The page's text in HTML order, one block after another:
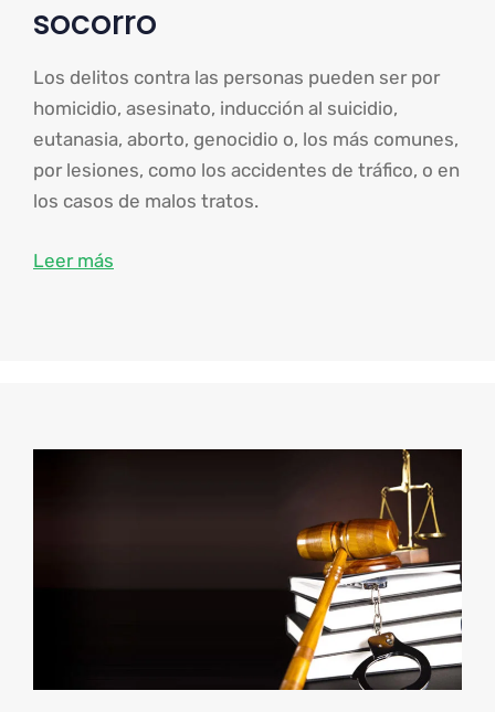
socorro
Los delitos contra las personas pueden ser por
homicidio, asesinato, inducción al suicidio,
eutanasia, aborto, genocidio o, los más comunes,
por lesiones, como los accidentes de tráfico, o en
los casos de malos tratos.
Leer más